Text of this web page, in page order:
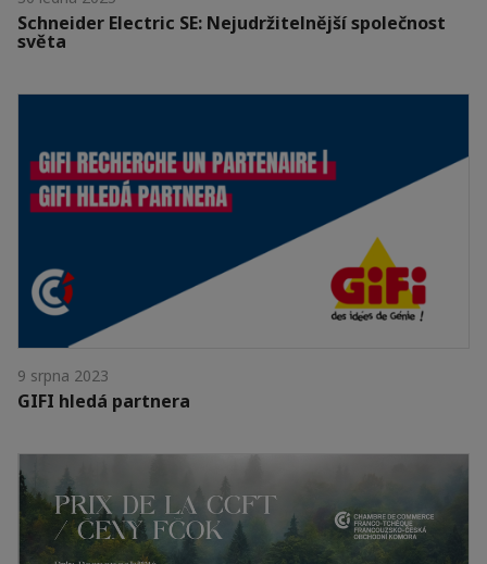
Schneider Electric SE: Nejudržitelnější společnost
světa
9 srpna 2023
GIFI hledá partnera